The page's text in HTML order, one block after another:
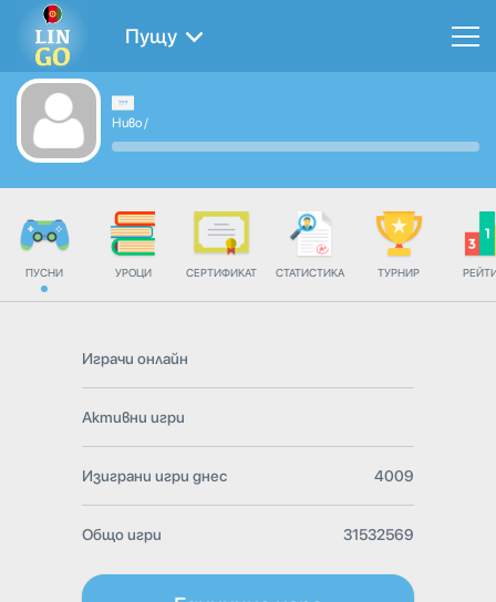
Пущу
Ниво/
ПУСНИ УРОЦИ СЕРТИФИКАТ СТАТИСТИКА ТУРНИР
Играчи онлайн
Активни игри
Изиграни игри днес 4009
Общо игри 31532569